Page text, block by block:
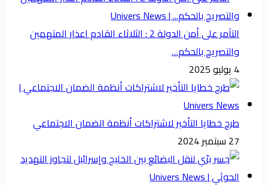
التآمر على أمن الدولة 2 : الثلاثاء القادم اعذار المتهمين
والتصريح بالحكم…
4 يوليو 2025
طرح خطايا التأخير لاشتراكات أنظمة الضمان الاجتماعي
27 سبتمبر 2024